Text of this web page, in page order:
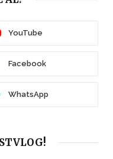
YouTube
Facebook
WhatsApp